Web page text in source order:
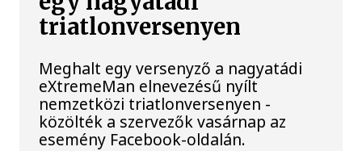
triatlonversenyen
Meghalt egy versenyző a nagyatádi
eXtremeMan elnevezésű nyílt
nemzetközi triatlonversenyen -
közölték a szervezők vasárnap az
esemény Facebook-oldalán.